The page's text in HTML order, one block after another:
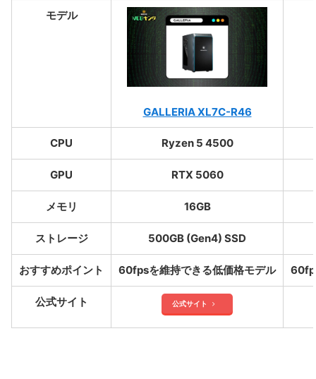
モデル
GALLERIA XL7C-R46
CPU Ryzen 5 4500
GPU RTX 5060
メモリ 16GB
ストレージ 500GB (Gen4) SSD
おすすめポイント 60fpsを維持できる低価格モデル
公式サイト 公式サイト